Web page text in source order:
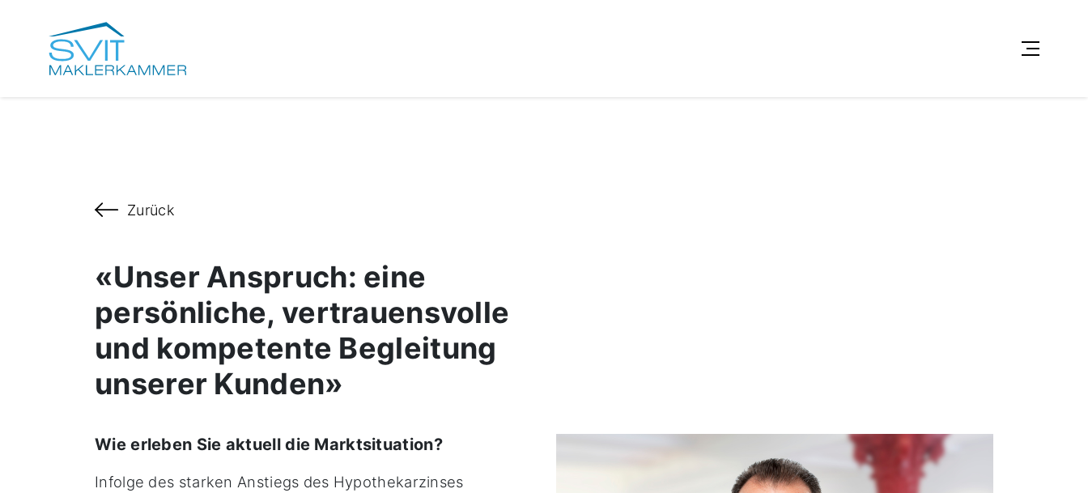
Zurück
«Unser Anspruch: eine
persönliche, vertrauensvolle
und kompetente Begleitung
unserer Kunden»
Wie erleben Sie aktuell die Marktsituation?
Infolge des starken Anstiegs des Hypothekarzinses